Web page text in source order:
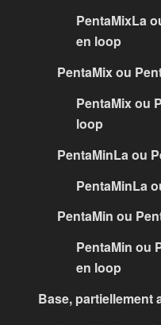
PentaMixLa
en loop
PentaMix ou
PentaMix ou
loop
PentaMinLa ou
PentaMinLa
PentaMin ou
PentaMin ou
en loop
Base, partiellement